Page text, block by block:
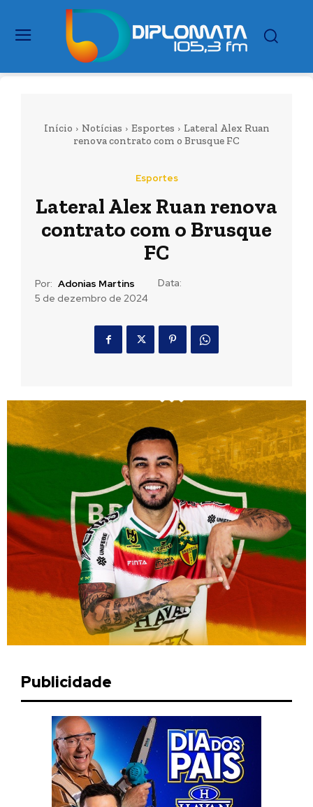
Início Notícias Esportes
Lateral Alex Ruan
renova contrato com o Brusque FC
Esportes
Lateral Alex Ruan renova
contrato com o Brusque
FC
Por: Adonias Martins
Data:
5 de dezembro de 2024
Publicidade